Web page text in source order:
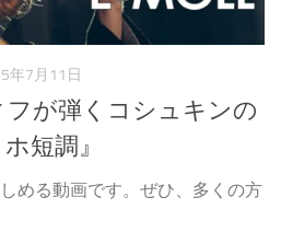
年7月11日
が弾くコシュキンの
短調』
める動画です。ぜひ、多くの方